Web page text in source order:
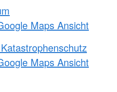
Maps Ansicht
Maps Ansicht